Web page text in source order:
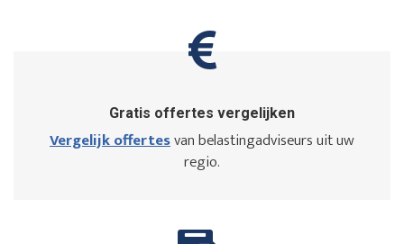
Gratis offertes vergelijken
Vergelijk offertesvan belastingadviseurs uit uw
regio.